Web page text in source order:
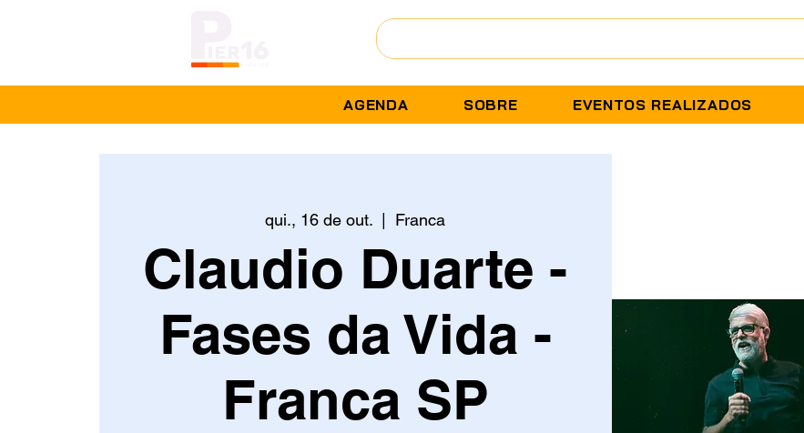
AGENDA SOBRE EVENTOS REALIZADOS
qui., 16 de out. Franca
Claudio Duarte -
Fases da Vida -
Franca SP